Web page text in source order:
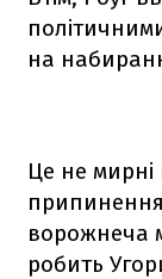
на
Це не мирні
припинення
ворожнеча
робить